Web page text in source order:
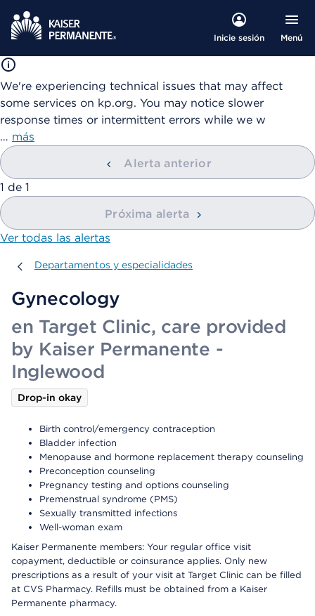
Inicie sesión Menú
We're experiencing technical issues that may affect
some services on kp.org. You may notice slower
response times or intermittent errors while we w
… más
Alerta anterior
mostrando
1 de 1
Próxima alerta
Ver todas las alertas
Departamentos y especialidades
Departamentos y especialidades
Gynecology
en Target Clinic, care provided
by Kaiser Permanente -
Inglewood
Drop-in okay
Birth control/emergency contraception
Bladder infection
Menopause and hormone replacement therapy counseling
Preconception counseling
Pregnancy testing and options counseling
Premenstrual syndrome (PMS)
Sexually transmitted infections
Well-woman exam
Kaiser Permanente members: Your regular office visit
copayment, deductible or coinsurance applies. Only new
prescriptions as a result of your visit at Target Clinic can be filled
at CVS Pharmacy. Refills must be obtained from a Kaiser
Permanente pharmacy.